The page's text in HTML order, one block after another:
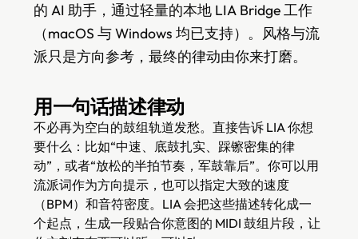
的 AI 助手，通过轻量的本地 LIA Bridge 工作
（macOS 与 Windows 均已支持）。风格与流
派只是方向参考，最终的律动由你来打磨。
用一句话描述律动
不必再为空白的鼓组轨道发愁。直接告诉 LIA 你想
要什么：比如“中速、底鼓扎实、踩镲密集的律
动”，或者“放松的半拍节奏，军鼓靠后”。你可以用
流派词作为方向提示，也可以指定大致的速度
（BPM）和音符密度。LIA 会把这些描述转化成一
个起点，生成一段贴合你意图的 MIDI 鼓组片段，让